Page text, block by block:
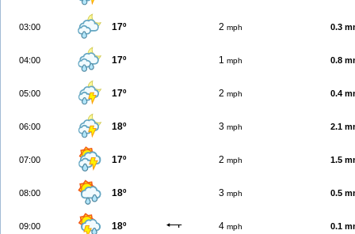
03:00 17º 2 mph 0.3
04:00 17º 1 mph 0.8
05:00 17º 2 mph 0.4
06:00 18º 3 mph 2.1
07:00 17º 2 mph 1.5
08:00 18º 3 mph 0.5
09:00 18º 4 mph 0.1